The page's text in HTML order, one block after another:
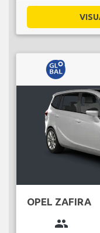
OPEL ZAFIRA
group